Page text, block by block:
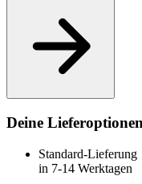
Deine Lieferoptionen
Standard-Lieferung
in 7-14 Werktagen